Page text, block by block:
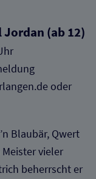
(ab 12)
oder
Blaubär, Qwert
vieler
beherrscht er